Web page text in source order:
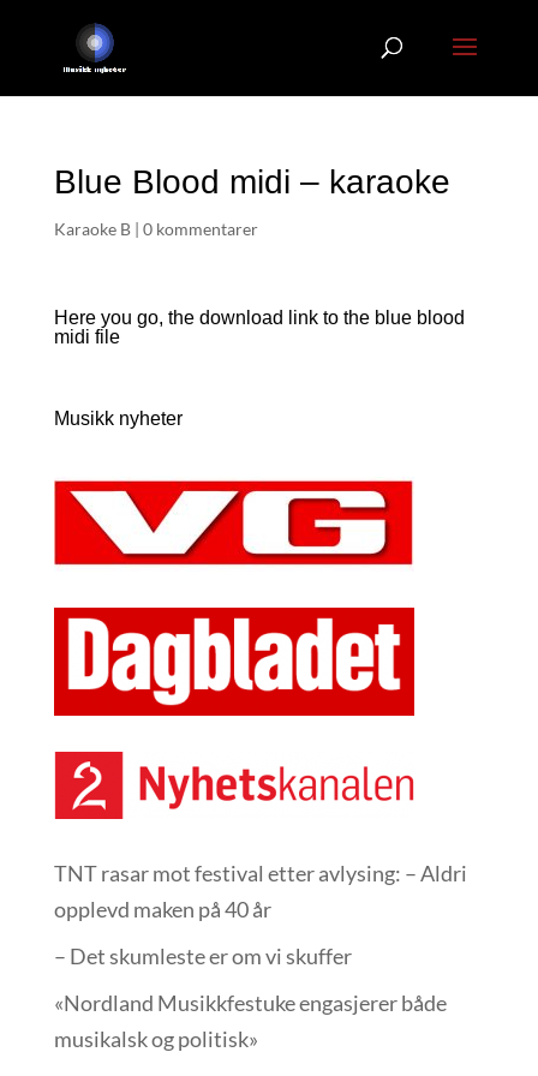
Blue Blood midi – karaoke
Karaoke B| 0 kommentarer
Here you go, the download link to the blue blood
midi file
Musikk nyheter
TNT rasar mot festival etter avlysing: – Aldri
opplevd maken på 40 år
– Det skumleste er om vi skuffer
«Nordland Musikkfest­uke engasjerer både
musikalsk og politisk»